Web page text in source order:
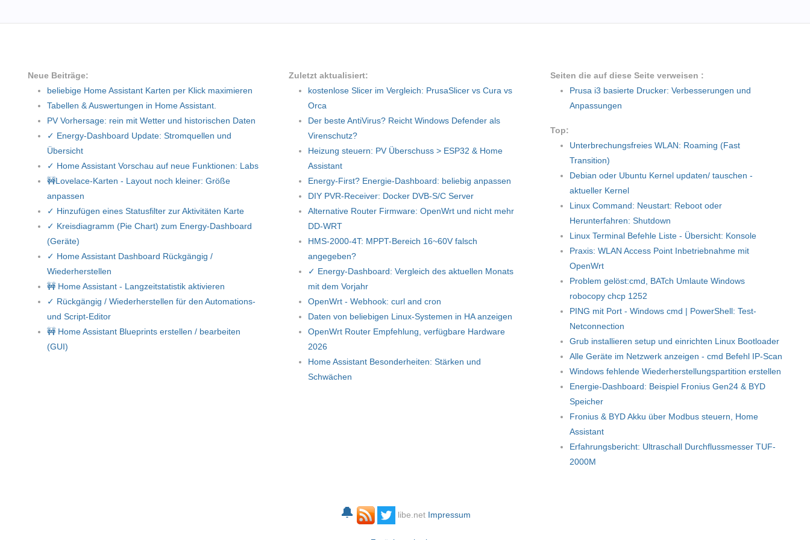
Neue Beiträge:
beliebige Home Assistant Karten per Klick maximieren
Tabellen & Auswertungen in Home Assistant.
PV Vorhersage: rein mit Wetter und historischen Daten
✓ Energy-Dashboard Update: Stromquellen und
Übersicht
✓ Home Assistant Vorschau auf neue Funktionen: Labs
🚧Lovelace-Karten - Layout noch kleiner: Größe
anpassen
✓ Hinzufügen eines Statusfilter zur Aktivitäten Karte
✓ Kreisdiagramm (Pie Chart) zum Energy-Dashboard
(Geräte)
✓ Home Assistant Dashboard Rückgängig /
Wiederherstellen
🚧 Home Assistant - Langzeitstatistik aktivieren
✓ Rückgängig / Wiederherstellen für den Automations-
und Script-Editor
🚧 Home Assistant Blueprints erstellen / bearbeiten
(GUI)
Zuletzt aktualisiert:
kostenlose Slicer im Vergleich: PrusaSlicer vs Cura vs
Orca
Der beste AntiVirus? Reicht Windows Defender als
Virenschutz?
Heizung steuern: PV Überschuss > ESP32 & Home
Assistant
Energy-First? Energie-Dashboard: beliebig anpassen
DIY PVR-Receiver: Docker DVB-S/C Server
Alternative Router Firmware: OpenWrt und nicht mehr
DD-WRT
HMS-2000-4T: MPPT-Bereich 16~60V falsch
angegeben?
✓ Energy-Dashboard: Vergleich des aktuellen Monats
mit dem Vorjahr
OpenWrt - Webhook: curl and cron
Daten von beliebigen Linux-Systemen in HA anzeigen
OpenWrt Router Empfehlung, verfügbare Hardware
2026
Home Assistant Besonderheiten: Stärken und
Schwächen
Seiten die auf diese Seite verweisen :
Prusa i3 basierte Drucker: Verbesserungen und
Anpassungen
Top:
Unterbrechungsfreies WLAN: Roaming (Fast
Transition)
Debian oder Ubuntu Kernel updaten/ tauschen -
aktueller Kernel
Linux Command: Neustart: Reboot oder
Herunterfahren: Shutdown
Linux Terminal Befehle Liste - Übersicht: Konsole
Praxis: WLAN Access Point Inbetriebnahme mit
OpenWrt
Problem gelöst:cmd, BATch Umlaute Windows
robocopy chcp 1252
PING mit Port - Windows cmd | PowerShell: Test-
Netconnection
Grub installieren setup und einrichten Linux Bootloader
Alle Geräte im Netzwerk anzeigen - cmd Befehl IP-Scan
Windows fehlende Wiederherstellungspartition erstellen
Energie-Dashboard: Beispiel Fronius Gen24 & BYD
Speicher
Fronius & BYD Akku über Modbus steuern, Home
Assistant
Erfahrungsbericht: Ultraschall Durchflussmesser TUF-
2000M
🔔 libe.net Impressum